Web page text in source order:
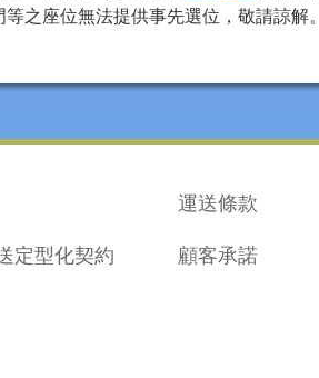
之座位無法提供事先選位，敬請諒解。
運送條款
定型化契約 顧客承諾